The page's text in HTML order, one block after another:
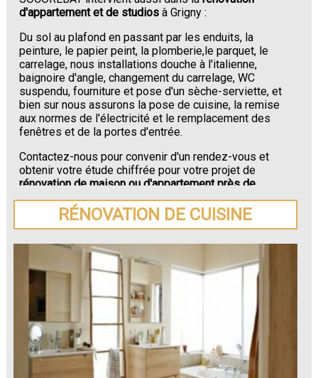
d'appartement et de studios à Grigny :
Du sol au plafond en passant par les enduits, la
peinture, le papier peint, la plomberie,le parquet, le
carrelage, nous installations douche à l'italienne,
baignoire d'angle, changement du carrelage, WC
suspendu, fourniture et pose d'un sèche-serviette, et
bien sur nous assurons la pose de cuisine, la remise
aux normes de l'électricité et le remplacement des
fenêtres et de la portes d'entrée.
Contactez-nous pour convenir d'un rendez-vous et
obtenir votre étude chiffrée pour votre projet de
rénovation de maison ou d'appartement près de
Grigny.
RÉNOVATION DE CUISINE